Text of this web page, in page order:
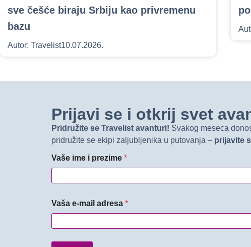
sve češće biraju Srbiju kao privremenu
bazu
Autor: Travelist10.07.2026.
Prijavi se i otkrij svet
Pridružite se Travelist avanturi! Svakog meseca
pridružite se ekipi zaljubljenika u putovanja – prijavite
Vaše ime i prezime *
Vaša e-mail adresa *